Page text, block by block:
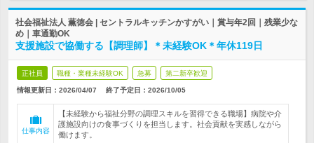
社会福祉法人 薫徳会 | セントラルキッチンかすがい｜賞与年2回｜残業少な
め｜車通勤OK
支援施設で協働する【調理師】＊未経験OK＊年休119日
正社員 職種・業種未経験OK 急募 第二新卒歓迎
情報更新日：2026/04/07 終了予定日： 2026/10/05
仕事内容
【未経験から福祉分野の調理スキルを習得できる職場】病院や介
護施設向けの食事づくりを担当します。社会貢献を実感しながら
働けます。